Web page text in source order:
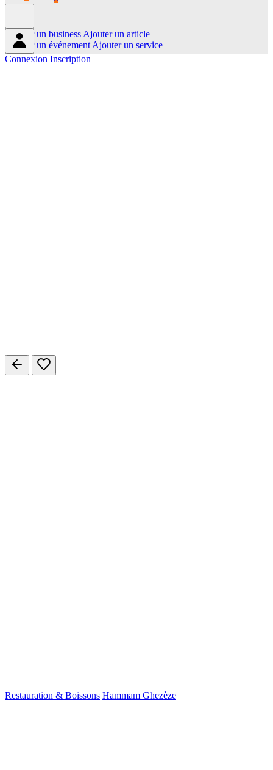
Ajouter un business Ajouter un article
Ajouter un événement Ajouter un service
Connexion Inscription
Restauration & Boissons Hammam Ghezèze